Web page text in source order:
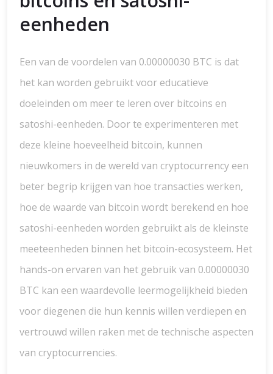
eenheden
Een van de voordelen van 0.00000030 BTC is dat
het kan worden gebruikt voor educatieve
doeleinden om meer te leren over bitcoins en
satoshi-eenheden. Door te experimenteren met
deze kleine hoeveelheid bitcoin, kunnen
nieuwkomers in de wereld van cryptocurrency een
beter begrip krijgen van hoe transacties werken,
hoe de waarde van bitcoin wordt berekend en hoe
satoshi-eenheden worden gebruikt als de kleinste
meeteenheden binnen het bitcoin-ecosysteem. Het
hands-on ervaren van het gebruik van 0.00000030
BTC kan een waardevolle leermogelijkheid bieden
voor diegenen die hun kennis willen verdiepen en
vertrouwd willen raken met de technische aspecten
van cryptocurrencies.